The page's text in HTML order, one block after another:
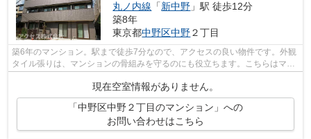
丸ノ内線 「新中野 」駅 徒歩12分
築8年
東京都中野区中野２丁目
築6年のマンション。駅まで徒歩7分なので、アクセスの良い物件です。外観
タイル張りは、マンションの骨組みを守るのにも役立ちます。こちらはマン
現在空室情報がありません。
「中野区中野２丁目のマンション」への
お問い合わせはこちら